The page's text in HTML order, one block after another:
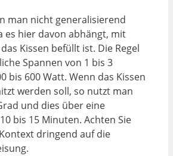
man nicht generalisierend
es hier davon abhängt, mit
Kissen befüllt ist. Die Regel
Spannen von 1 bis 3
bis 600 Watt. Wenn das Kissen
werden soll, so nutzt man
und dies über eine
bis 15 Minuten. Achten Sie
dringend auf die